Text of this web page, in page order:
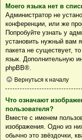
Моего языка нет в
Администратор не
конференции, или же
Попробуйте узнать у
установить нужный вам
пакета не существует,
язык. Дополнительную
phpBB®.
Вернуться к началу
Что означают
пользователя?
Вместе с именем
изображения. Одно из
обычно это звёздочки,